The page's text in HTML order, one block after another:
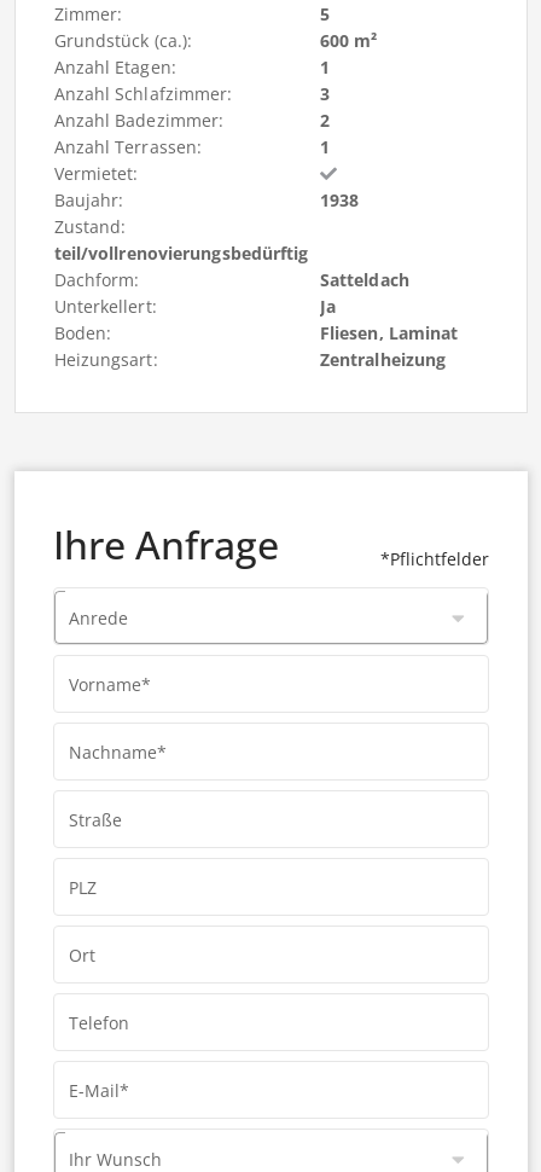
Zimmer:
5
Grundstück (ca.):
600 m²
Anzahl Etagen:
1
Anzahl Schlafzimmer:
3
Anzahl Badezimmer:
2
Anzahl Terrassen:
1
Vermietet:
Baujahr:
1938
Zustand:
teil/vollrenovierungsbedürftig
Dachform:
Satteldach
Unterkellert:
Ja
Boden:
Fliesen, Laminat
Heizungsart:
Zentralheizung
*Pflichtfelder
Ihre Anfrage
Anrede
Vorname*
Nachname*
Straße
PLZ
Ort
Telefon
E-Mail*
Ihr Wunsch